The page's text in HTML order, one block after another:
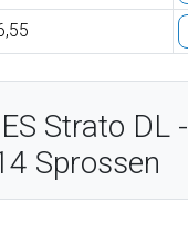
Strato DL -
Sprossen